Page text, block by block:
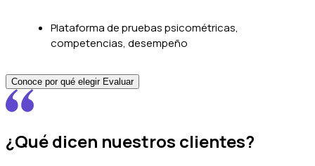
Plataforma de pruebas psicométricas,
competencias, desempeño
Conoce por qué elegir Evaluar
¿Qué dicen nuestros clientes?